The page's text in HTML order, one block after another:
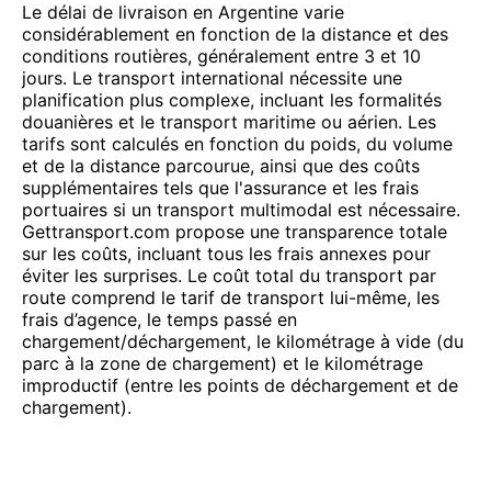
Le délai de livraison en Argentine varie
considérablement en fonction de la distance et des
conditions routières, généralement entre 3 et 10
jours. Le transport international nécessite une
planification plus complexe, incluant les formalités
douanières et le transport maritime ou aérien. Les
tarifs sont calculés en fonction du poids, du volume
et de la distance parcourue, ainsi que des coûts
supplémentaires tels que l'assurance et les frais
portuaires si un transport multimodal est nécessaire.
Gettransport.com propose une transparence totale
sur les coûts, incluant tous les frais annexes pour
éviter les surprises. Le coût total du transport par
route comprend le tarif de transport lui-même, les
frais d’agence, le temps passé en
chargement/déchargement, le kilométrage à vide (du
parc à la zone de chargement) et le kilométrage
improductif (entre les points de déchargement et de
chargement).